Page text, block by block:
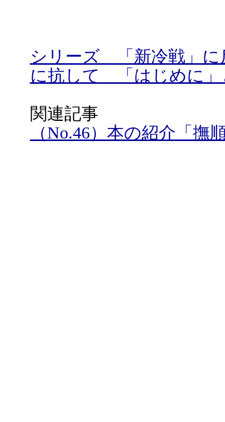
シリーズ 「新冷戦」
に抗して 「はじめに」
関連記事
（No.46）本の紹介「撫